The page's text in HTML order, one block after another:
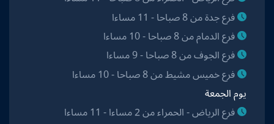
فرع جدة من 8 صباحا - 11 مساءا
فرع الدمام من 8 صباحا - 10 مساءا
فرع الجوف من 8 صباحا - 9 مساءا
فرع خميس مشيط من 8 صباحا - 10 مساءا
يوم الجمعة
فرع الرياض - الحمراء من 2 مساءا - 11 مساءا